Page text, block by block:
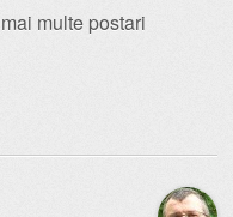
multe postari